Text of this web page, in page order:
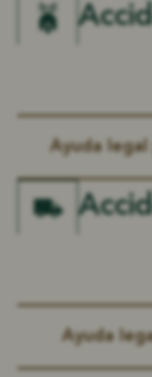
Ayuda
Ayuda